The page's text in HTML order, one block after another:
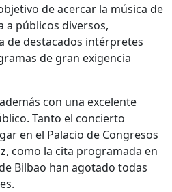
de acercar la música de
a públicos diversos,
de destacados intérpretes
de gran exigencia
con una excelente
Tanto el concierto
en el Palacio de Congresos
como la cita programada en
Bilbao han agotado todas